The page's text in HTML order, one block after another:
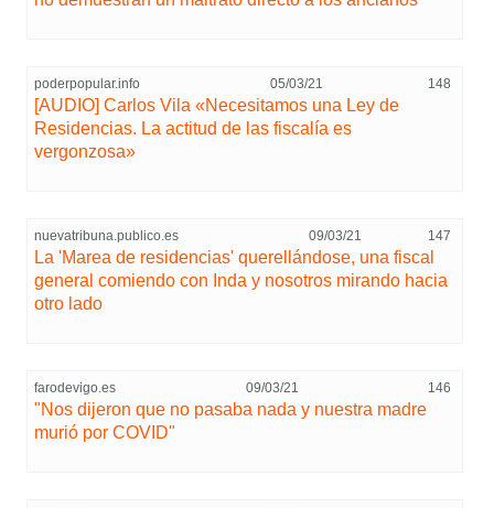
poderpopular.info 05/03/21 148
[AUDIO] Carlos Vila «Necesitamos una Ley de
Residencias. La actitud de las fiscalía es
vergonzosa»
nuevatribuna.publico.es 09/03/21 147
La 'Marea de residencias' querellándose, una fiscal
general comiendo con Inda y nosotros mirando hacia
otro lado
farodevigo.es 09/03/21 146
"Nos dijeron que no pasaba nada y nuestra madre
murió por COVID"